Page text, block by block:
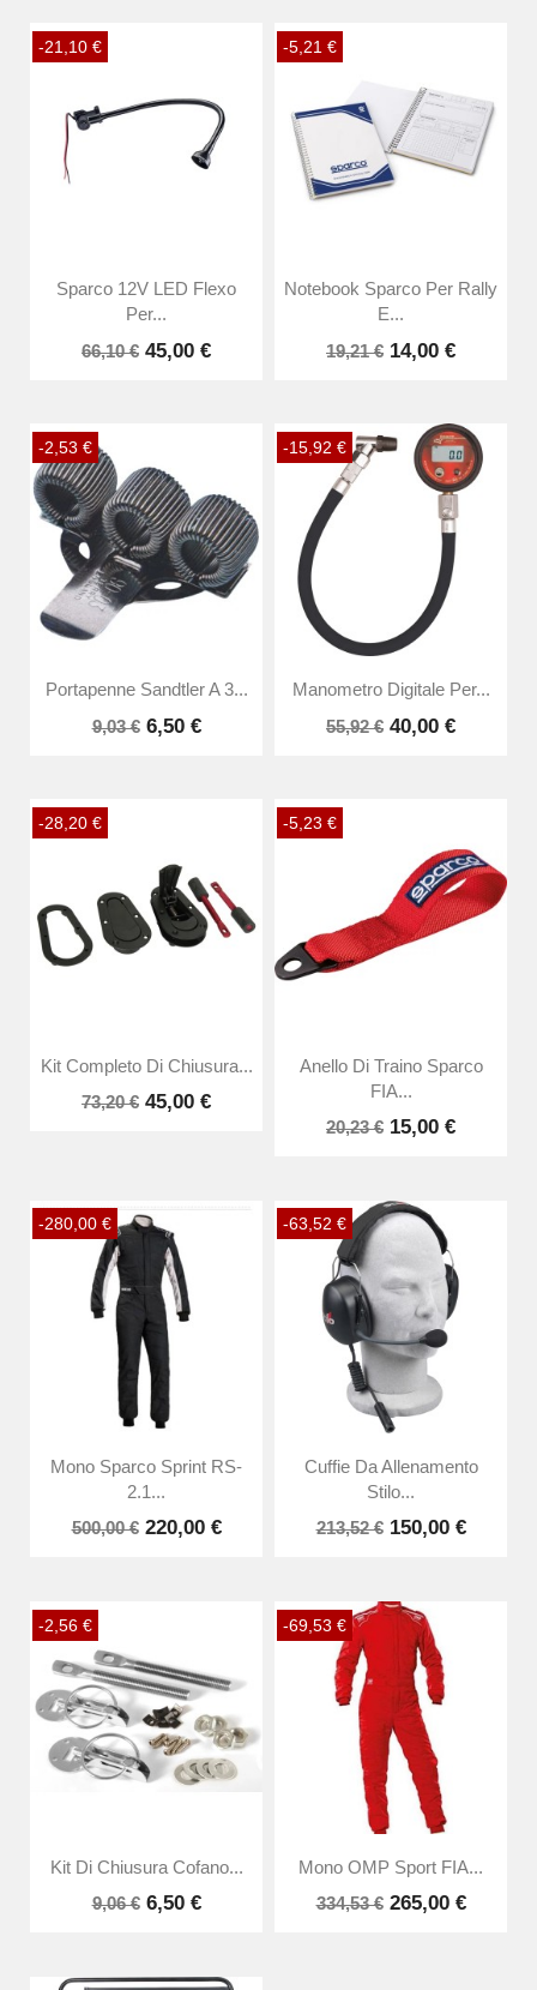
-21,10 €
Sparco 12V LED Flexo
Per...
66,10 € 45,00 €
-5,21 €
Notebook Sparco Per Rally
E...
19,21 € 14,00 €
-2,53 €
Portapenne Sandtler A 3...
9,03 € 6,50 €
-15,92 €
Manometro Digitale Per...
55,92 € 40,00 €
-28,20 €
Kit Completo Di Chiusura...
73,20 € 45,00 €
-5,23 €
Anello Di Traino Sparco
FIA...
20,23 € 15,00 €
-280,00 €
Mono Sparco Sprint RS-
2.1...
500,00 € 220,00 €
-63,52 €
Cuffie Da Allenamento
Stilo...
213,52 € 150,00 €
-2,56 €
Kit Di Chiusura Cofano...
9,06 € 6,50 €
-69,53 €
Mono OMP Sport FIA...
334,53 € 265,00 €